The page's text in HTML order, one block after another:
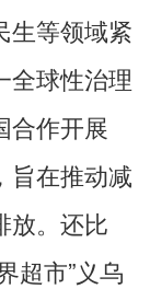
生等领域紧
全球性治理
合作开展
旨在推动减
放。还比
超市”义乌